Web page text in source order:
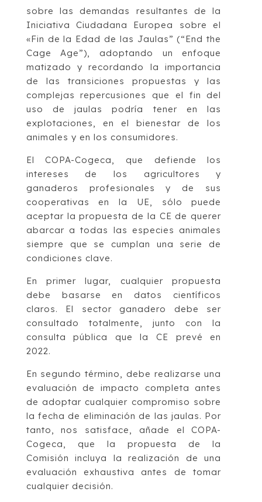
sobre las demandas resultantes de la
Iniciativa Ciudadana Europea sobre el
«Fin de la Edad de las Jaulas” (“End the
Cage Age”), adoptando un enfoque
matizado y recordando la importancia
de las transiciones propuestas y las
complejas repercusiones que el fin del
uso de jaulas podría tener en las
explotaciones, en el bienestar de los
animales y en los consumidores.
El COPA-Cogeca, que defiende los
intereses de los agricultores y
ganaderos profesionales y de sus
cooperativas en la UE, sólo puede
aceptar la propuesta de la CE de querer
abarcar a todas las especies animales
siempre que se cumplan una serie de
condiciones clave.
En primer lugar, cualquier propuesta
debe basarse en datos científicos
claros. El sector ganadero debe ser
consultado totalmente, junto con la
consulta pública que la CE prevé en
2022.
En segundo término, debe realizarse una
evaluación de impacto completa antes
de adoptar cualquier compromiso sobre
la fecha de eliminación de las jaulas. Por
tanto, nos satisface, añade el COPA-
Cogeca, que la propuesta de la
Comisión incluya la realización de una
evaluación exhaustiva antes de tomar
cualquier decisión.